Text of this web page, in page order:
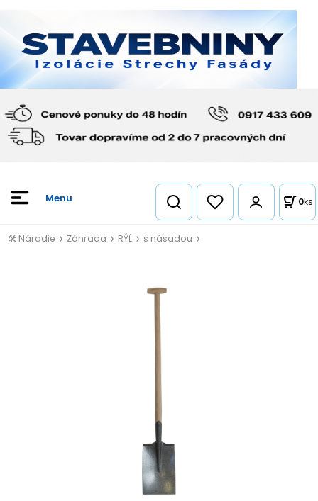
0ks
🛠️ Náradie Záhrada RÝĹ s násadou